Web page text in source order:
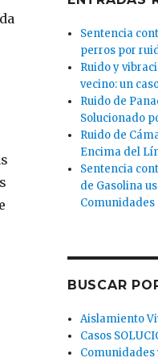
Sentencia
perros por
Ruido y
vecino: un
Ruido de
Solucionado
Ruido de
Encima del
Sentencia
de Gasolina
Comunidades
BUSCAR
Aislamiento
Casos
Comunidades